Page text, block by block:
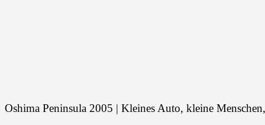
Oshima Peninsula 2005 | Kleines Auto, kleine